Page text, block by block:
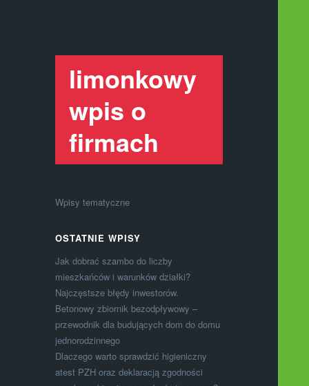
limonkowy
wpis o
firmach
Wpisy tematyczne
OSTATNIE WPISY
Jak dobrać szambo do liczby
mieszkańców i warunków działki?
Najczęstsze błędy inwestorów.
Betonowy zbiornik bezodpływowy –
przewodnik dla budujących dom do domu
jednorodzinnego
Dlaczego warto sprawdzić higieniczny
atest PZH oraz deklaracją zgodności